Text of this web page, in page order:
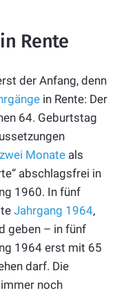
Rente
der Anfang, denn
in Rente: Der
64. Geburtstag
Monateals
abschlagsfrei in
1960. In fünf
Jahrgang 1964,
geben – in fünf
1964 erst mit 65
darf. Die
noch